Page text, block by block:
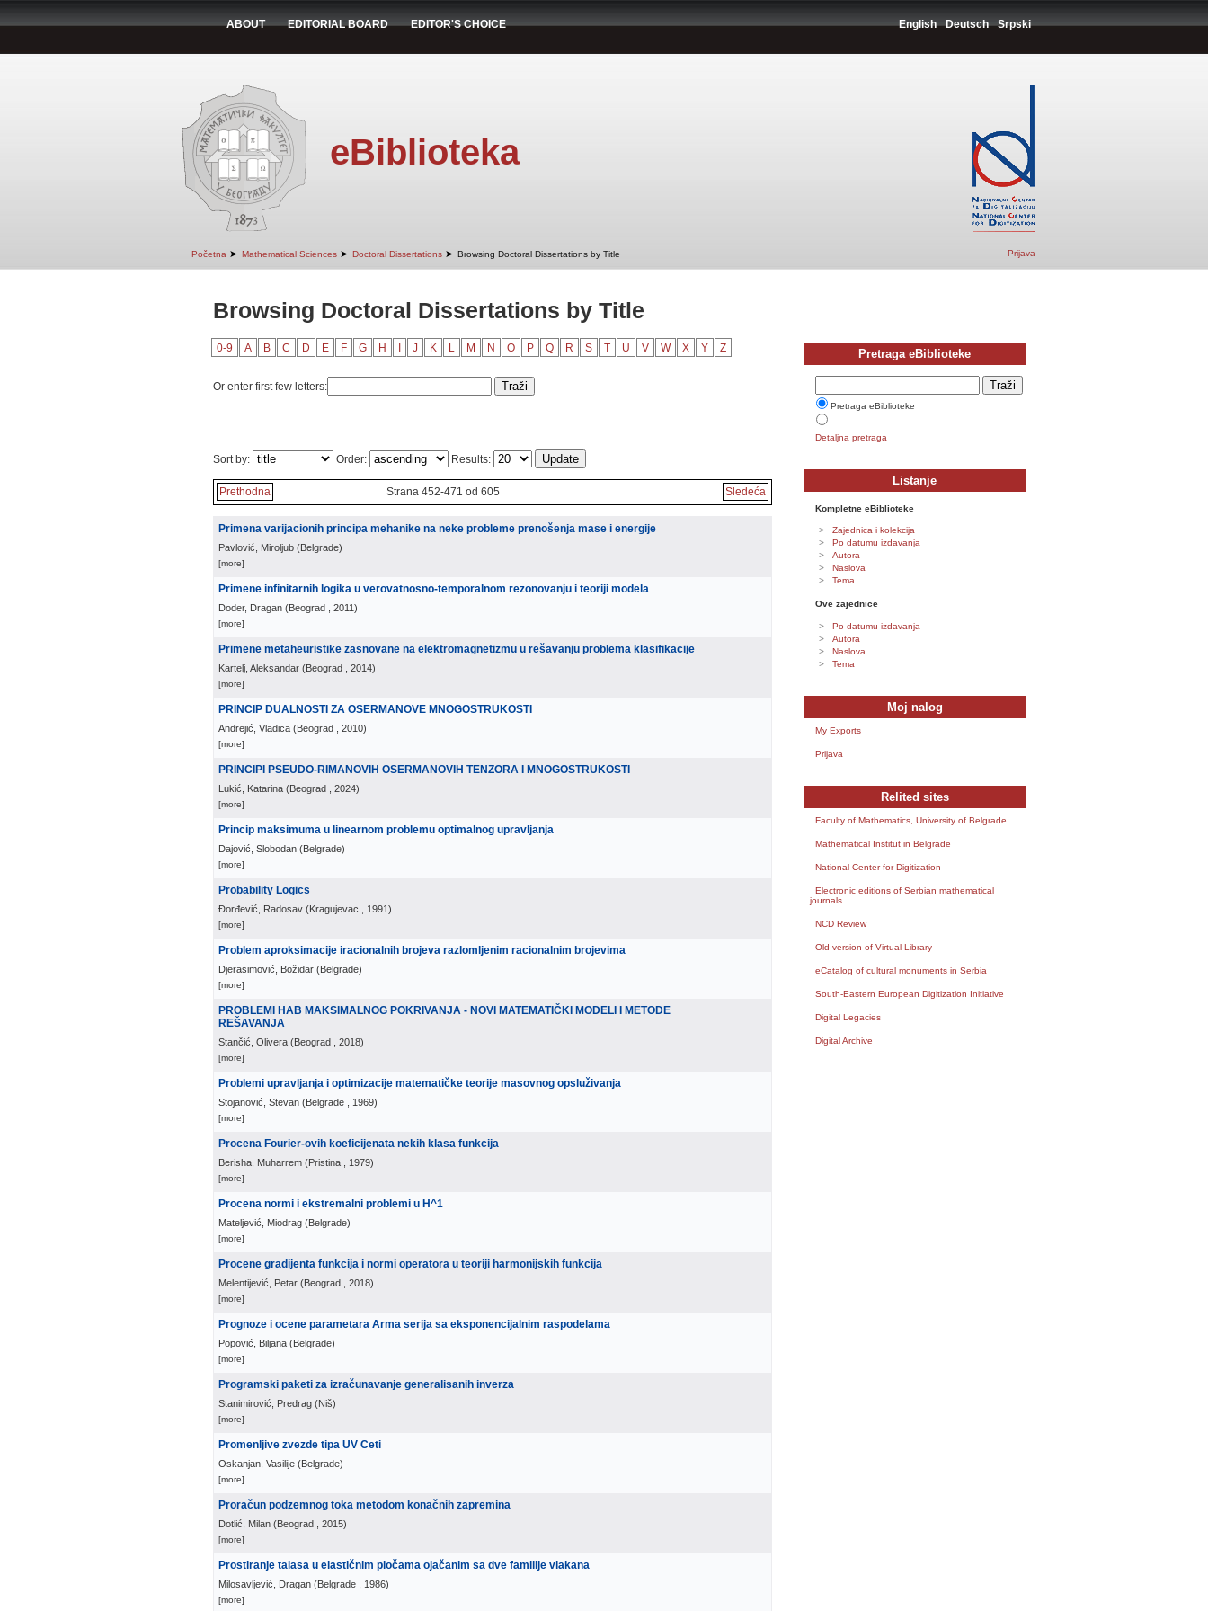
ABOUT EDITORIAL BOARD EDITOR'S CHOICE English Deutsch Srpski
eBiblioteka
Početna ➤ Mathematical Sciences ➤ Doctoral Dissertations ➤ Browsing Doctoral Dissertations by Title Prijava
Browsing Doctoral Dissertations by Title
0-9 A B C D E F G H J K L M N O P Q R S T U V W X Y Z
Or enter first few letters:
Sort by: Order: Results:
Prethodna Strana 452-471 od 605 Sledeća
Primena varijacionih principa mehanike na neke probleme prenošenja mase i energije
Pavlović, Miroljub (Belgrade)
[more]
Primene infinitarnih logika u verovatnosno-temporalnom rezonovanju i teoriji modela
Doder, Dragan (Beograd , 2011)
[more]
Primene metaheuristike zasnovane na elektromagnetizmu u rešavanju problema klasifikacije
Kartelj, Aleksandar (Beograd , 2014)
[more]
PRINCIP DUALNOSTI ZA OSERMANOVE MNOGOSTRUKOSTI
Andrejić, Vladica (Beograd , 2010)
[more]
PRINCIPI PSEUDO-RIMANOVIH OSERMANOVIH TENZORA I MNOGOSTRUKOSTI
Lukić, Katarina (Beograd , 2024)
[more]
Princip maksimuma u linearnom problemu optimalnog upravljanja
Dajović, Slobodan (Belgrade)
[more]
Probability Logics
Đorđević, Radosav (Kragujevac , 1991)
[more]
Problem aproksimacije iracionalnih brojeva razlomljenim racionalnim brojevima
Djerasimović, Božidar (Belgrade)
[more]
PROBLEMI HAB MAKSIMALNOG POKRIVANJA - NOVI MATEMATIČKI MODELI I METODE
REŠAVANJA
Stančić, Olivera (Beograd , 2018)
[more]
Problemi upravljanja i optimizacije matematičke teorije masovnog opsluživanja
Stojanović, Stevan (Belgrade , 1969)
[more]
Procena Fourier-ovih koeficijenata nekih klasa funkcija
Berisha, Muharrem (Pristina , 1979)
[more]
Procena normi i ekstremalni problemi u H^1
Mateljević, Miodrag (Belgrade)
[more]
Procene gradijenta funkcija i normi operatora u teoriji harmonijskih funkcija
Melentijević, Petar (Beograd , 2018)
[more]
Prognoze i ocene parametara Arma serija sa eksponencijalnim raspodelama
Popović, Biljana (Belgrade)
[more]
Programski paketi za izračunavanje generalisanih inverza
Stanimirović, Predrag (Niš)
[more]
Promenljive zvezde tipa UV Ceti
Oskanjan, Vasilije (Belgrade)
[more]
Proračun podzemnog toka metodom konačnih zapremina
Dotlić, Milan (Beograd , 2015)
[more]
Prostiranje talasa u elastičnim pločama ojačanim sa dve familije vlakana
Milosavljević, Dragan (Belgrade , 1986)
[more]
Pretraga eBiblioteke
Pretraga eBiblioteke
Detaljna pretraga
Listanje
Kompletne eBiblioteke
Zajednica i kolekcija
Po datumu izdavanja
Autora
Naslova
Tema
Ove zajednice
Po datumu izdavanja
Autora
Naslova
Tema
Moj nalog
My Exports
Prijava
Relited sites
Faculty of Mathematics, University of Belgrade
Mathematical Institut in Belgrade
National Center for Digitization
Electronic editions of Serbian mathematical
journals
NCD Review
Old version of Virtual Library
eCatalog of cultural monuments in Serbia
South-Eastern European Digitization Initiative
Digital Legacies
Digital Archive